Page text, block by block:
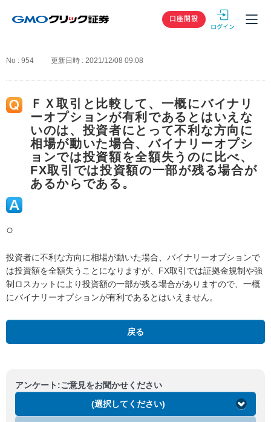
GMOクリック
口座開設
No : 954 更新日時 : 2021/12/08 09:08
ＦＸ取引と比較して、一概にバイナリ
ーオプションが有利であるとはいえな
いのは、投資者にとって不利な方向に
相場が動いた場合、バイナリーオプシ
ョンでは投資額を全額失うのに比べ、
FX取引では投資額の一部が残る場合が
あるからである。
○
投資者に不利な方向に相場が動いた場合、バイナリーオプションで
は投資額を全額失うことになりますが、FX取引では証拠金規制や強
制ロスカットにより投資額の一部が残る場合がありますので、一概
にバイナリーオプションが有利であるとはいえません。
戻る
アンケート:ご意見をお聞かせください
(選択してください)